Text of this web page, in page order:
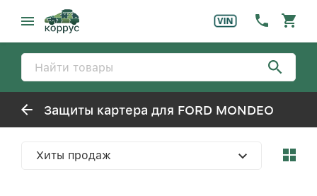
Защиты картера для FORD MONDEO
Хиты продаж